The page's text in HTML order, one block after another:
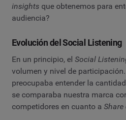
insights que obtenemos para
audiencia?
Evolución del Social Listening
En un principio, el Social
volumen y nivel de
preocupaba entender la
se comparaba nuestra marca
competidores en cuanto a Share